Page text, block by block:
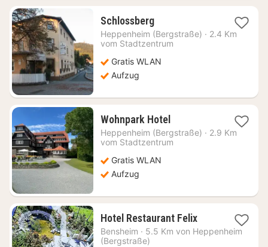
Schlossberg1
Nacht
ab
€
Heppenheim (Bergstraße) · 2.4 Km
vom Stadtzentrum
Gratis WLAN
Aufzug
Wohnpark Hotel1
Nacht
ab
Heppenheim (Bergstraße) · 2.9 Km
vom Stadtzentrum
Gratis WLAN
Aufzug
Hotel Restaurant Felix1
Nacht
ab
Bensheim · 5.5 Km von Heppenheim
(Bergstraße)